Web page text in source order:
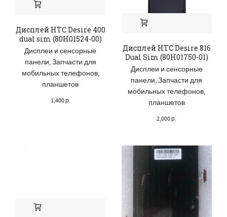
Дисплей HTC Desire 400
dual sim (80H01524-00)
Дисплеи и сенсорные
панели,Запчасти для
мобильных телефонов,
планшетов
1,400р.
Дисплей HTC Desire 816
Dual Sim (80H01750-01)
Дисплеи и сенсорные
панели,Запчасти для
мобильных телефонов,
планшетов
2,000р.